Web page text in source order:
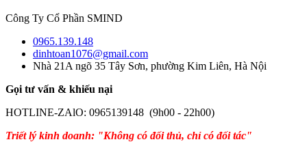
Công Ty Cổ Phần SMIND
0965.139.148
dinhtoan1076@gmail.com
Nhà 21A ngõ 35 Tây Sơn, phường Kim Liên, Hà Nội
Gọi tư vấn & khiếu nại
HOTLINE-ZAlO: 0965139148 (9h00 - 22h00)
Triết lý kinh doanh: "Không có đối thủ, chỉ có đối tác"